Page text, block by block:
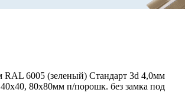
RAL 6005 (зеленый) Стандарт 3d 4,0мм
80х80мм п/порошк. без замка под